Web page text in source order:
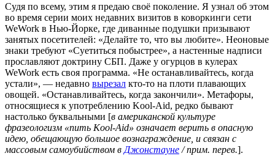
Судя по всему, этим я предаю своё поколение. Я узнал об этом
во время серии моих недавних визитов в коворкинги сети
WeWork в Нью-Йорке, где диванные подушки призывают
занятых посетителей: «Делайте то, что вы любите». Неоновые
знаки требуют «Суетиться побыстрее», а настенные надписи
прославляют доктрину СБП. Даже у огурцов в кулерах
WeWork есть своя программа. «Не останавливайтесь, когда
устали», — недавно вырезал кто-то на плоти плавающих
овощей. «Останавливайтесь, когда закончили». Метафоры,
относящиеся к употреблению Kool-Aid, редко бывают
настолько буквальными [в американской культуре
фразеологизм «пить Kool-Aid» означает верить в опасную
идею, обещающую большое вознаграждение, и связан с
массовым самоубийством в Джонстауне / прим. перев.].